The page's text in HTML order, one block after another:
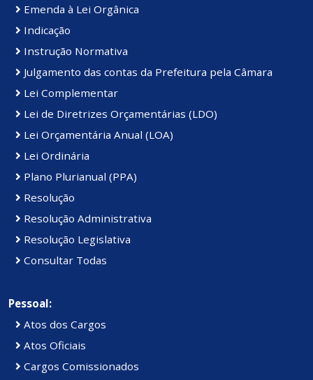
Emenda à Lei Orgânica
Indicação
Instrução Normativa
Julgamento das contas da Prefeitura pela Câmara
Lei Complementar
Lei de Diretrizes Orçamentárias (LDO)
Lei Orçamentária Anual (LOA)
Lei Ordinária
Plano Plurianual (PPA)
Resolução
Resolução Administrativa
Resolução Legislativa
Consultar Todas
Pessoal:
Atos dos Cargos
Atos Oficiais
Cargos Comissionados